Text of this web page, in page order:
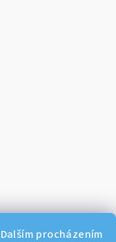
procházením